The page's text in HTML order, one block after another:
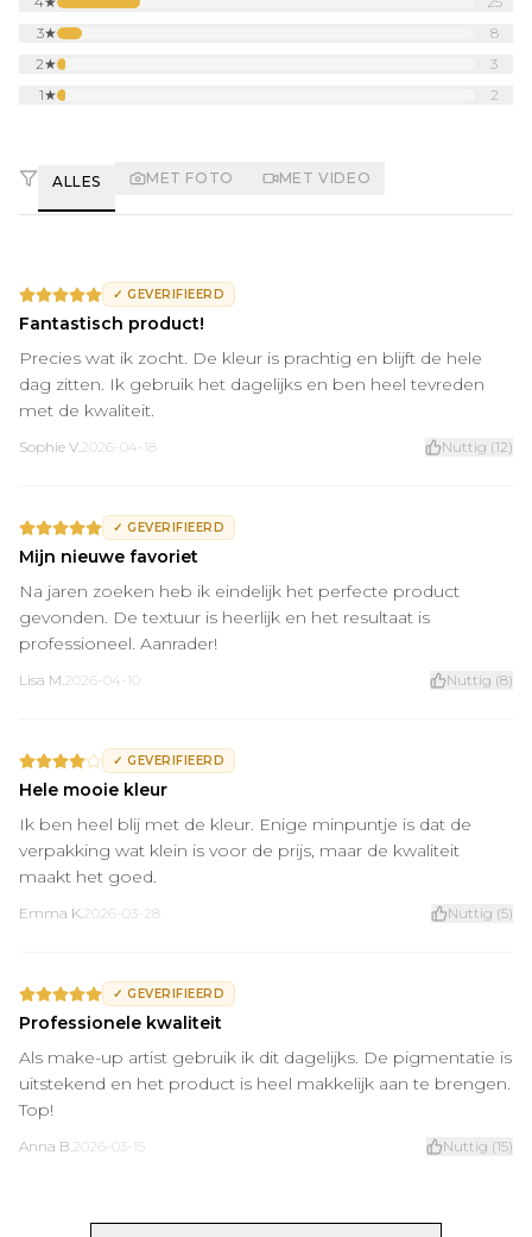
3★
8
2★
3
1★ 2
ALLES MET FOTO MET VIDEO
✓ GEVERIFIEERD
Fantastisch product!
Precies wat ik zocht. De kleur is prachtig en blijft de hele
dag zitten. Ik gebruik het dagelijks en ben heel tevreden
met de kwaliteit.
Sophie V.2026-04-18 Nuttig (12)
✓ GEVERIFIEERD
Mijn nieuwe favoriet
Na jaren zoeken heb ik eindelijk het perfecte product
gevonden. De textuur is heerlijk en het resultaat is
professioneel. Aanrader!
Lisa M.2026-04-10 Nuttig (8)
✓ GEVERIFIEERD
Hele mooie kleur
Ik ben heel blij met de kleur. Enige minpuntje is dat de
verpakking wat klein is voor de prijs, maar de kwaliteit
maakt het goed.
Emma K.2026-03-28 Nuttig (5)
✓ GEVERIFIEERD
Professionele kwaliteit
Als make-up artist gebruik ik dit dagelijks. De pigmentatie is
uitstekend en het product is heel makkelijk aan te brengen.
Top!
Anna B.2026-03-15 Nuttig (15)